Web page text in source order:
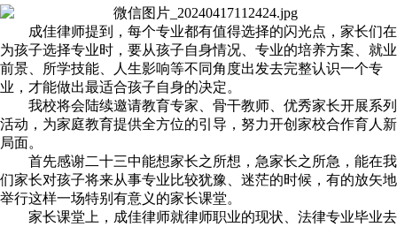
成佳律师提到，每个专业都有值得选择的闪光点，家长们在
为孩子选择专业时，要从孩子自身情况、专业的培养方案、就业
前景、所学技能、人生影响等不同角度出发去完整认识一个专
业，才能做出最适合孩子自身的决定。
我校将会陆续邀请教育专家、骨干教师、优秀家长开展系列
活动，为家庭教育提供全方位的引导，努力开创家校合作育人新
局面。
首先感谢二十三中能想家长之所想，急家长之所急，能在我
们家长对孩子将来从事专业比较犹豫、迷茫的时候，有的放矢地
举行这样一场特别有意义的家长课堂。
家长课堂上，成佳律师就律师职业的现状、法律专业毕业去